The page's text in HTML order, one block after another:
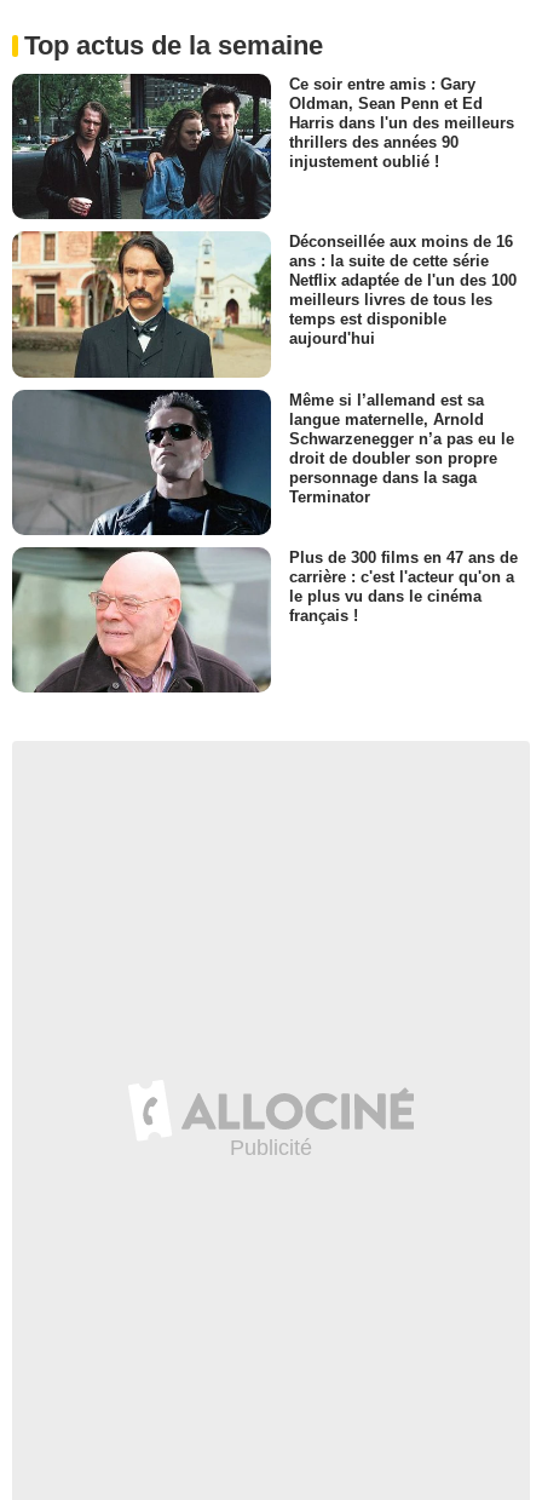
Top actus de la semaine
Ce soir entre amis : Gary
Oldman, Sean Penn et Ed
Harris dans l'un des meilleurs
thrillers des années 90
injustement oublié !
Déconseillée aux moins de 16
ans : la suite de cette série
Netflix adaptée de l'un des 100
meilleurs livres de tous les
temps est disponible
aujourd'hui
Même si l’allemand est sa
langue maternelle, Arnold
Schwarzenegger n’a pas eu le
droit de doubler son propre
personnage dans la saga
Terminator
Plus de 300 films en 47 ans de
carrière : c'est l'acteur qu'on a
le plus vu dans le cinéma
français !